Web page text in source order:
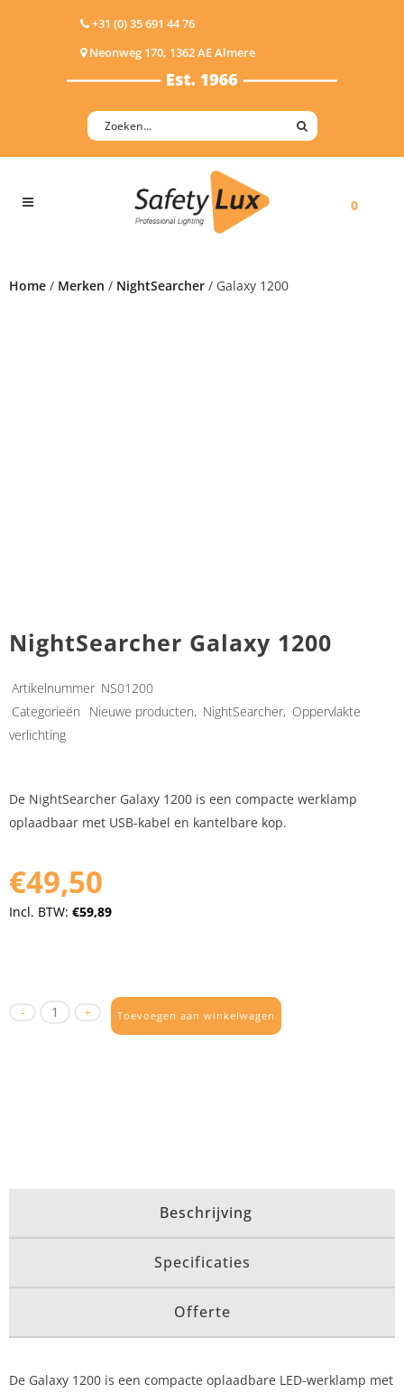
+31 (0) 35 691 44 76
Neonweg 170, 1362 AE Almere
0
Home / Merken / NightSearcher / Galaxy 1200
NightSearcher Galaxy 1200
Artikelnummer NS01200
Categorieën
Nieuwe producten, NightSearcher, Oppervlakte
verlichting
De NightSearcher Galaxy 1200 is een compacte werklamp
oplaadbaar met USB-kabel en kantelbare kop.
€49,50
Incl. BTW: €59,89
Toevoegen aan winkelwagen
Beschrijving
Specificaties
Offerte
De Galaxy 1200 is een compacte oplaadbare LED-werklamp met